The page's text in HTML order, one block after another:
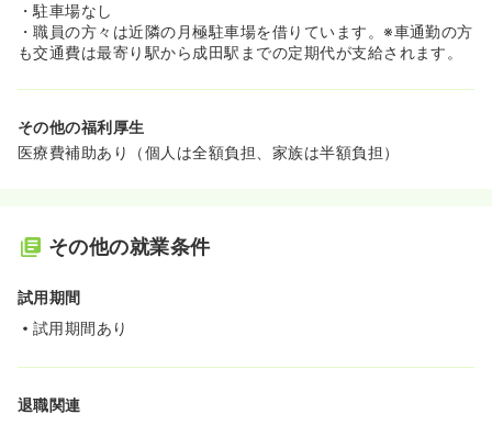
・駐車場なし
・職員の方々は近隣の月極駐車場を借りています。※車通勤の方
も交通費は最寄り駅から成田駅までの定期代が支給されます。
その他の福利厚生
医療費補助あり（個人は全額負担、家族は半額負担）
その他の就業条件
試用期間
試用期間あり
退職関連